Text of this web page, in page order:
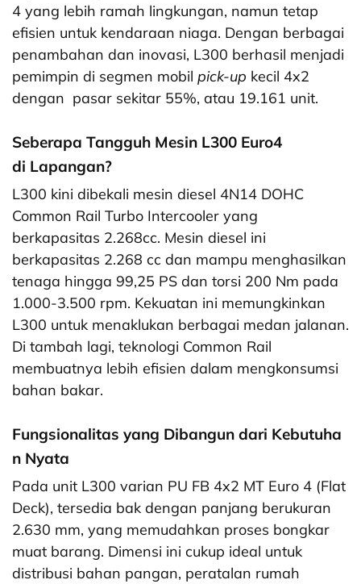
4 yang lebih ramah lingkungan, namun tetap
efisien untuk kendaraan niaga. Dengan berbagai
penambahan dan inovasi, L300 berhasil menjadi
pemimpin di segmen mobil pick-up kecil 4x2
dengan pasar sekitar 55%, atau 19.161 unit.
Seberapa Tangguh Mesin L300 Euro4
di Lapangan?
L300 kini dibekali mesin diesel 4N14 DOHC
Common Rail Turbo Intercooler yang
berkapasitas 2.268cc. Mesin diesel ini
berkapasitas 2.268 cc dan mampu menghasilkan
tenaga hingga 99,25 PS dan torsi 200 Nm pada
1.000-3.500 rpm. Kekuatan ini memungkinkan
L300 untuk menaklukan berbagai medan jalanan.
Di tambah lagi, teknologi Common Rail
membuatnya lebih efisien dalam mengkonsumsi
bahan bakar.
Fungsionalitas yang Dibangun dari Kebutuha
n Nyata
Pada unit L300 varian PU FB 4x2 MT Euro 4 (Flat
Deck), tersedia bak dengan panjang berukuran
2.630 mm, yang memudahkan proses bongkar
muat barang. Dimensi ini cukup ideal untuk
distribusi bahan pangan, peratalan rumah